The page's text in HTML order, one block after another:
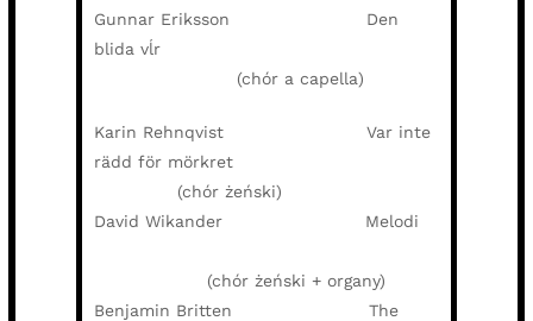
Gunnar Eriksson Den
blida vĺr
(chór a capella)
Karin Rehnqvist Var inte
rädd för mörkret
(chór żeński)
David Wikander Melodi
(chór żeński + organy)
Benjamin Britten The